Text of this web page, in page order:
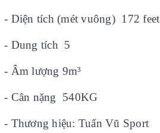
- Diện tích (mét vuông) 172 feet
- Dung tích 5
- Âm lượng 9m³
- Cân nặng 540KG
- Thương hiệu: Tuấn Vũ Sport